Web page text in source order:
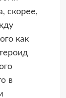
скорее,
как
в